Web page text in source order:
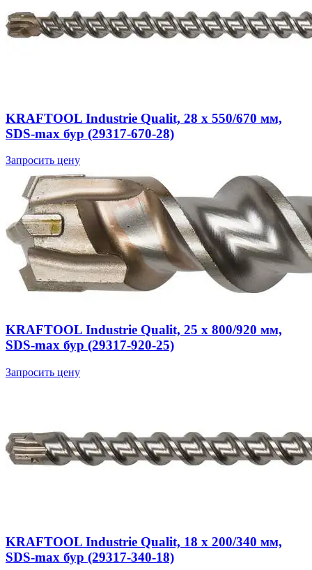
KRAFTOOL Industrie Qualit, 28 x 550/670 мм,
SDS-max бур (29317-670-28)
Запросить цену
KRAFTOOL Industrie Qualit, 25 x 800/920 мм,
SDS-max бур (29317-920-25)
Запросить цену
KRAFTOOL Industrie Qualit, 18 x 200/340 мм,
SDS-max бур (29317-340-18)